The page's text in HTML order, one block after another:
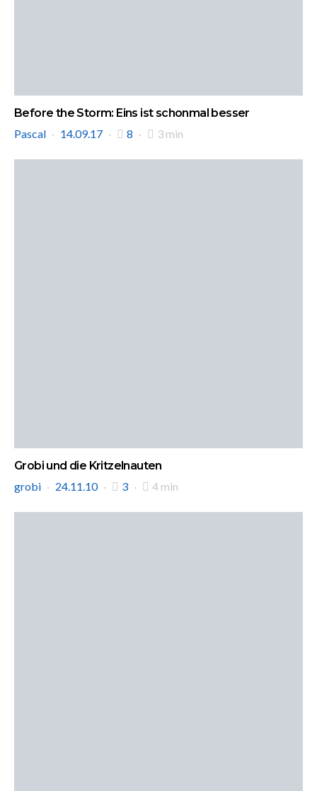
Before the Storm: Eins ist schonmal besser
Pascal
14.09.17 8 3 min
Grobi und die Kritzelnauten
grobi
24.11.10 3 4 min